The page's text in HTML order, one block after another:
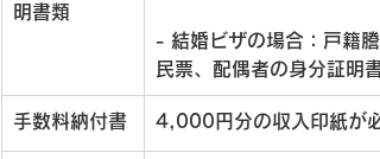
明書類
- 結婚ビザの場合 ：戸籍
民票、配偶者の身分証明書
手数料納付書 4,000円分の収入印紙が必